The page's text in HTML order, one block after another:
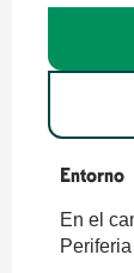
Entorno
Entorno
En el